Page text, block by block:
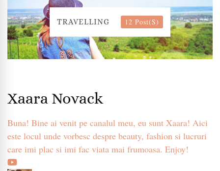
TRAVELLING 12 Post(s)
Xaara Novack
Buna! Bine ai venit pe canalul meu, eu sunt Xaara! Aici
este locul unde vorbesc despre beauty, fashion si lucruri
care imi plac si imi fac viata mai frumoasa. Enjoy!